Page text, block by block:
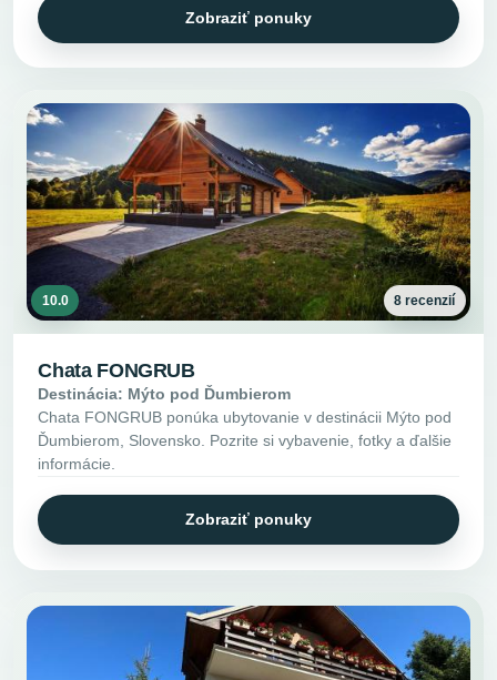
Zobraziť ponuky
10.0 8 recenzií
Chata FONGRUB
Destinácia: Mýto pod Ďumbierom
Chata FONGRUB ponúka ubytovanie v destinácii Mýto pod
Ďumbierom, Slovensko. Pozrite si vybavenie, fotky a ďalšie
informácie.
Zobraziť ponuky